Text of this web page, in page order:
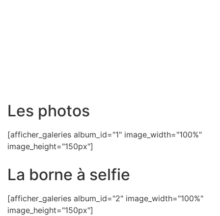
Les photos
[afficher_galeries album_id="1" image_width="100%"
image_height="150px"]
La borne à selfie
[afficher_galeries album_id="2" image_width="100%"
image_height="150px"]